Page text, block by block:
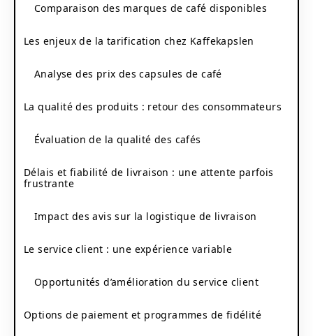
Comparaison des marques de café disponibles
Les enjeux de la tarification chez Kaffekapslen
Analyse des prix des capsules de café
La qualité des produits : retour des consommateurs
Évaluation de la qualité des cafés
Délais et fiabilité de livraison : une attente parfois
frustrante
Impact des avis sur la logistique de livraison
Le service client : une expérience variable
Opportunités d’amélioration du service client
Options de paiement et programmes de fidélité